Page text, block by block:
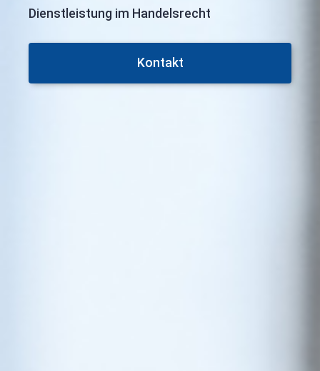
Dienstleistung im Handelsrecht
Kontakt